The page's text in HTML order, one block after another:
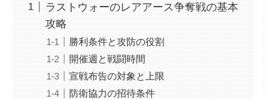
ラストウォーのレアアース争奪戦の基本
攻略
勝利条件と攻防の役割
開催週と戦闘時間
宣戦布告の対象と上限
防衛協力の招待条件